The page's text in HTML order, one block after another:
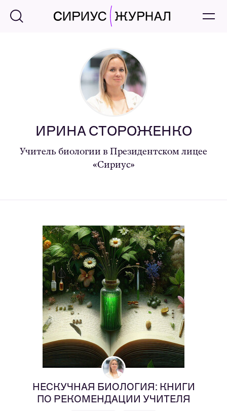
ИРИНА СТОРОЖЕНКО
Учитель биологии в Президентском лицее
«Сириус»
НЕСКУЧНАЯ БИОЛОГИЯ: КНИГИ
ПО РЕКОМЕНДАЦИИ УЧИТЕЛЯ